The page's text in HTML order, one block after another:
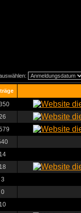
14
18
3
0
10